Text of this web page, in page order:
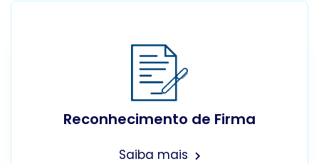
Reconhecimento de Firma
Saiba mais